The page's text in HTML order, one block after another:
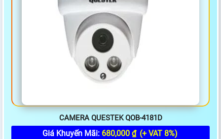
CAMERA QUESTEK QOB-4181D
Giá Khuyến Mãi: 680,000 ₫ (+ VAT 8%)